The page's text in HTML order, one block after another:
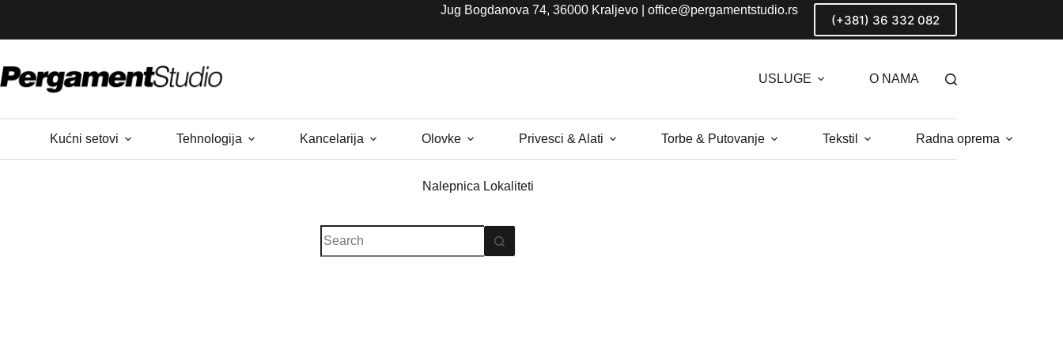
Jug Bogdanova 74, 36000 Kraljevo | office@pergamentstudio.rs
(+381) 36 332 082
USLUGE O NAMA
Kućni setovi Tehnologija Kancelarija Olovke Privesci & Alati Torbe & Putovanje Tekstil Radna oprema
Nalepnica Lokaliteti
No
results